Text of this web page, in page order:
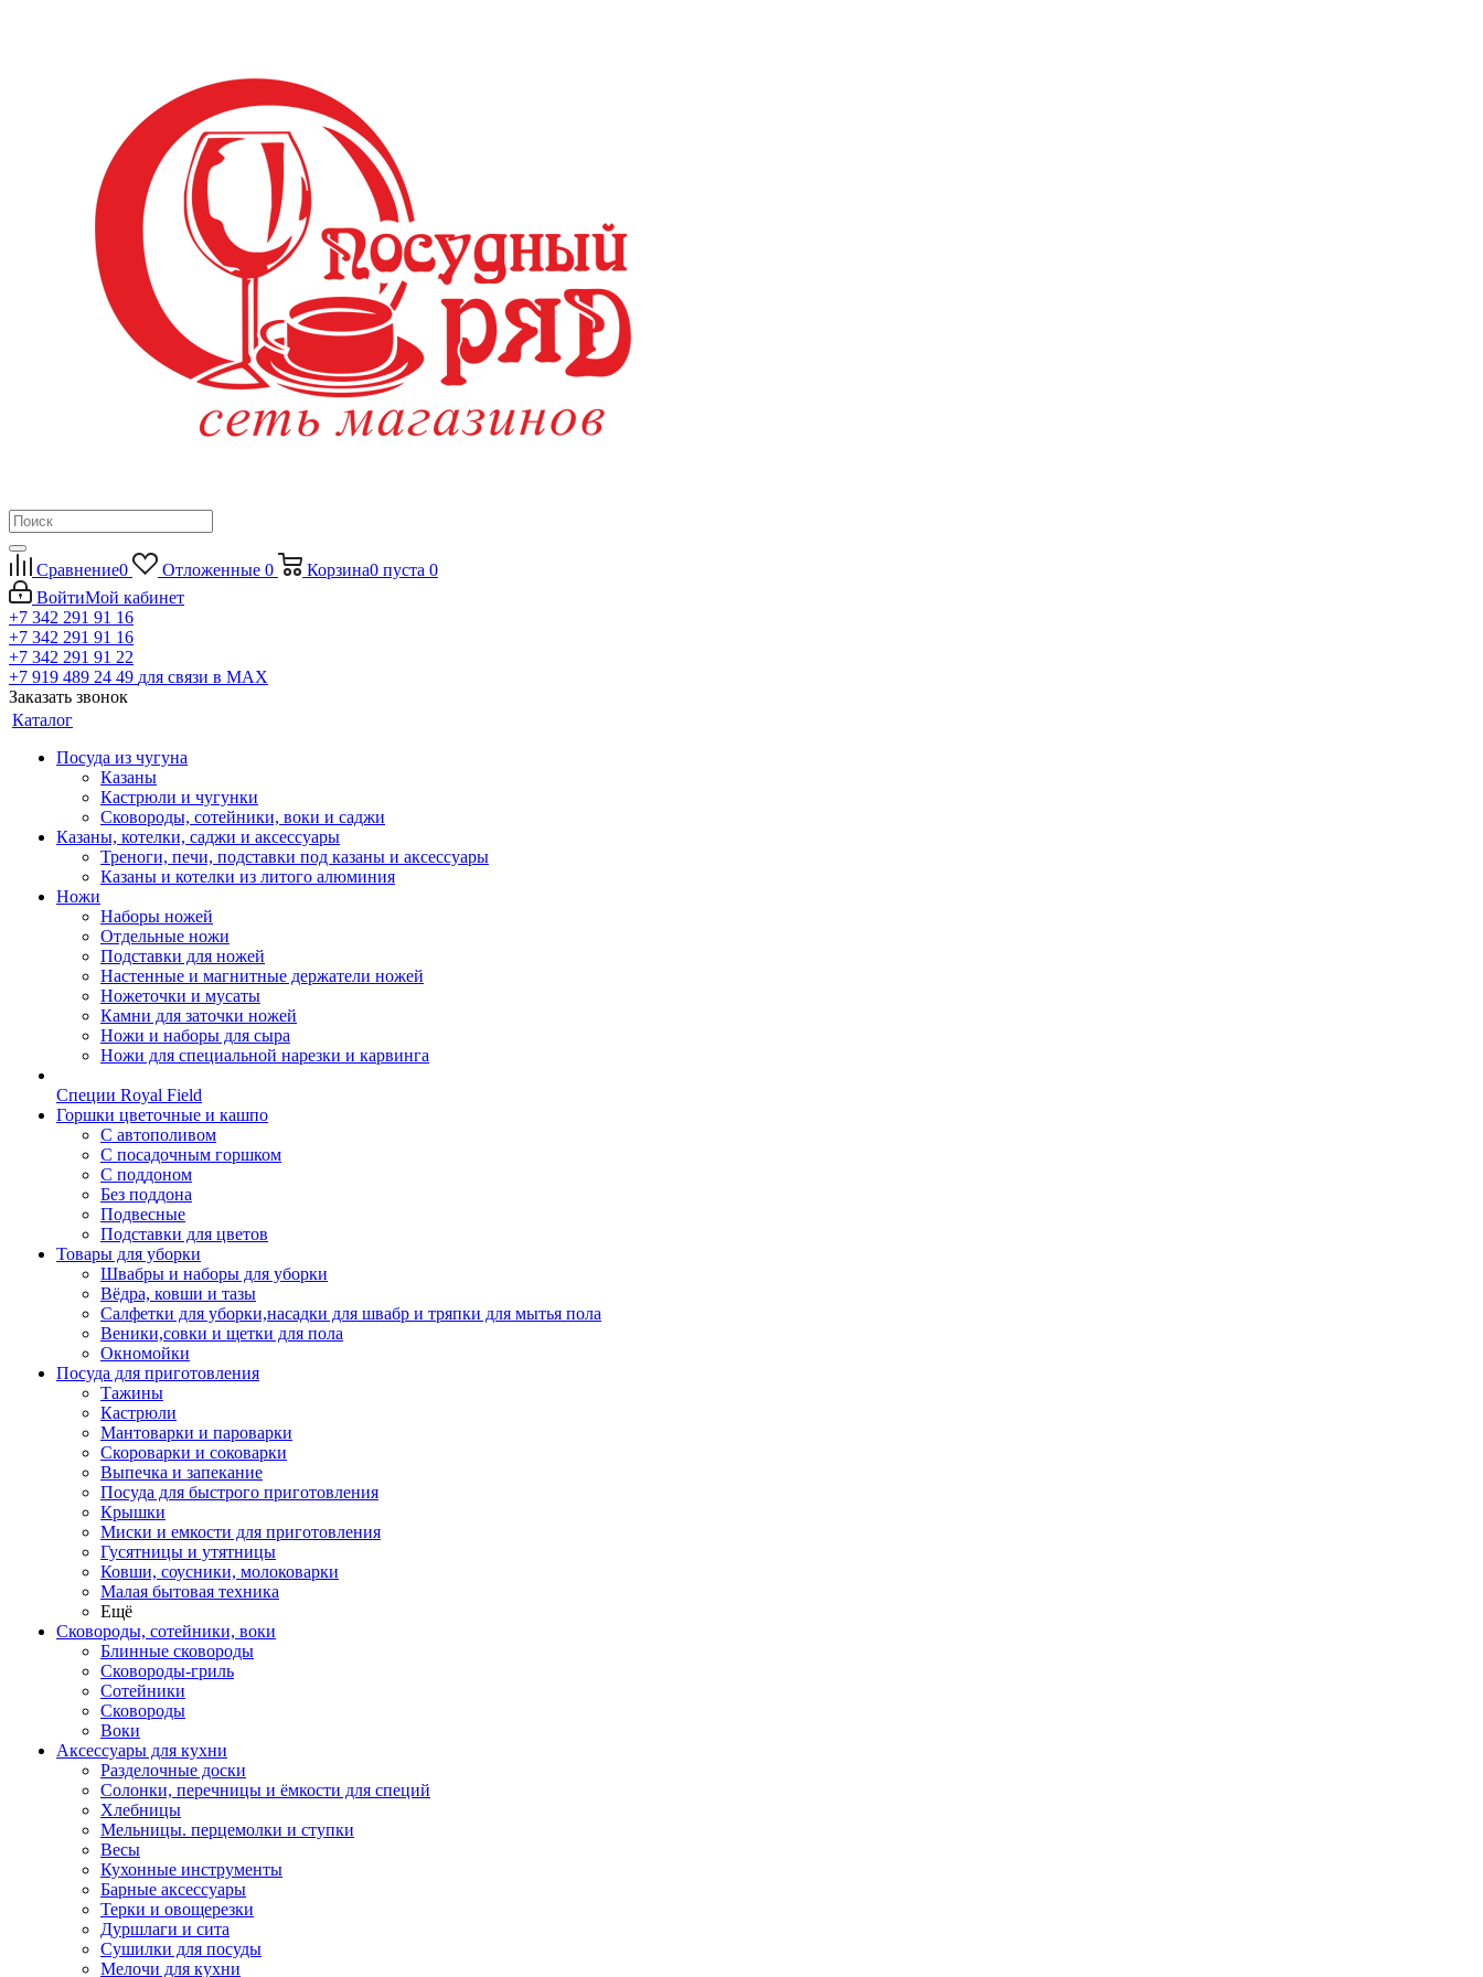
Сравнение0 Отложенные 0 Корзина0 пуста 0
ВойтиМой кабинет
+7 342 291 91 16
+7 342 291 91 16
+7 342 291 91 22
+7 919 489 24 49 для связи в МАХ
Заказать звонок
Каталог
Посуда из чугуна
Казаны
Кастрюли и чугунки
Сковороды, сотейники, воки и саджи
Казаны, котелки, саджи и аксессуары
Треноги, печи, подставки под казаны и аксессуары
Казаны и котелки из литого алюминия
Ножи
Наборы ножей
Отдельные ножи
Подставки для ножей
Настенные и магнитные держатели ножей
Ножеточки и мусаты
Камни для заточки ножей
Ножи и наборы для сыра
Ножи для специальной нарезки и карвинга
Специи Royal Field
Горшки цветочные и кашпо
С автополивом
С посадочным горшком
С поддоном
Без поддона
Подвесные
Подставки для цветов
Товары для уборки
Швабры и наборы для уборки
Вёдра, ковши и тазы
Салфетки для уборки,насадки для швабр и тряпки для мытья пола
Веники,совки и щетки для пола
Окномойки
Посуда для приготовления
Тажины
Кастрюли
Мантоварки и пароварки
Скороварки и соковарки
Выпечка и запекание
Посуда для быстрого приготовления
Крышки
Миски и емкости для приготовления
Гусятницы и утятницы
Ковши, соусники, молоковарки
Малая бытовая техника
Ещё
Сковороды, сотейники, воки
Блинные сковороды
Сковороды-гриль
Сотейники
Сковороды
Воки
Аксессуары для кухни
Разделочные доски
Солонки, перечницы и ёмкости для специй
Хлебницы
Мельницы. перцемолки и ступки
Весы
Кухонные инструменты
Барные аксессуары
Терки и овощерезки
Дуршлаги и сита
Сушилки для посуды
Мелочи для кухни